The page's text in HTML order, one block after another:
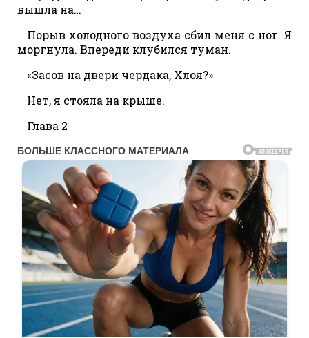
вышла на…
Порыв холодного воздуха сбил меня с ног. Я
моргнула. Впереди клубился туман.
«Засов на двери чердака, Хлоя?»
Нет, я стояла на крыше.
Глава 2